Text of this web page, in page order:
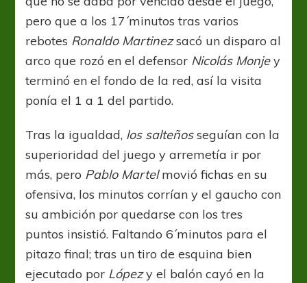
pero que a los 17´minutos tras varios
rebotes Ronaldo Martinezsacó un disparo al
arco que rozó en el defensor Nicolás Monjey
terminó en el fondo de la red, así la visita
ponía el 1 a 1 del partido.
Tras la igualdad, los salteñosseguían con la
superioridad del juego y arremetía ir por
más, pero Pablo Martelmovió fichas en su
ofensiva, los minutos corrían y el gaucho con
su ambición por quedarse con los tres
puntos insistió. Faltando 6´minutos para el
pitazo final; tras un tiro de esquina bien
ejecutado por Lópezy el balón cayó en la